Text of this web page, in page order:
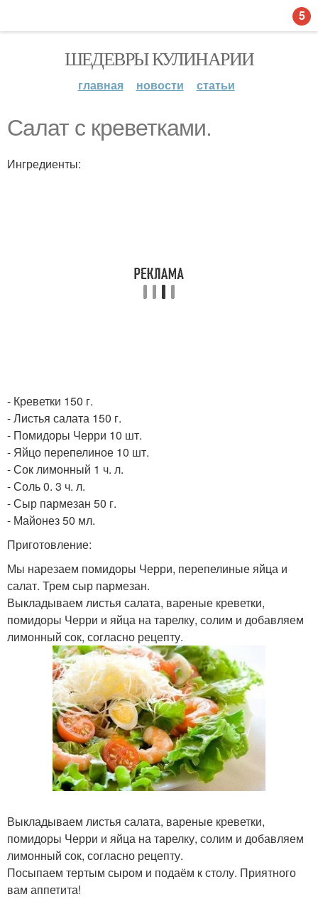
ШЕДЕВРЫ КУЛИНАРИИ
главная новости статьи
Салат с креветками.
Ингредиенты:
- Креветки 150 г.
- Листья салата 150 г.
- Помидоры Черри 10 шт.
- Яйцо перепелиное 10 шт.
- Сок лимонный 1 ч. л.
- Соль 0. 3 ч. л.
- Сыр пармезан 50 г.
- Майонез 50 мл.
Приготовление:
Мы нарезаем помидоры Черри, перепелиные яйца и
салат. Трем сыр пармезан.
Выкладываем листья салата, вареные креветки,
помидоры Черри и яйца на тарелку, солим и добавляем
лимонный сок, согласно рецепту.
Выкладываем листья салата, вареные креветки,
помидоры Черри и яйца на тарелку, солим и добавляем
лимонный сок, согласно рецепту.
Посыпаем тертым сыром и подаём к столу. Приятного
вам аппетита!
5